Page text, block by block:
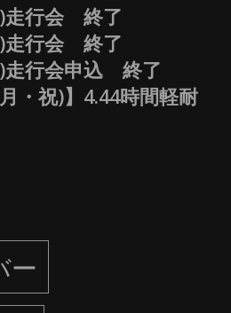
走行会 終了
走行会 終了
走行会申込 終了
・祝)】4.44時間軽耐
ー